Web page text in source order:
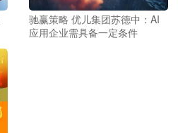
驰赢策略 优儿集团苏德中：AI
应用企业需具备一定条件